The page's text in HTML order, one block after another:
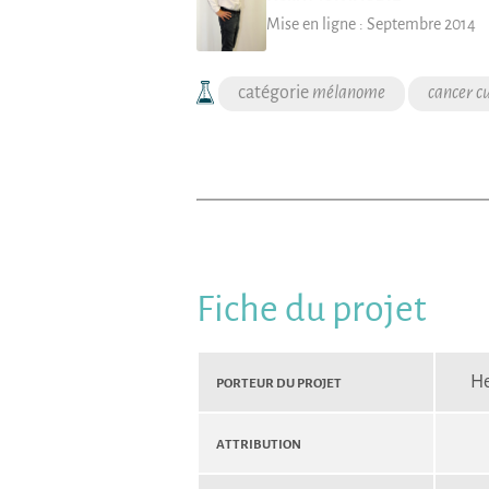
Mise en ligne : Septembre 2014
mélanome cancer
Fiche du projet
Porteur du projet
Attribution